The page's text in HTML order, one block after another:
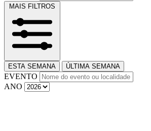
MAIS FILTROS
ESTA SEMANA ÚLTIMA SEMANA
EVENTO
ANO